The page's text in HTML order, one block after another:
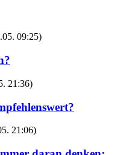
09:25)
21:36)
21:06)